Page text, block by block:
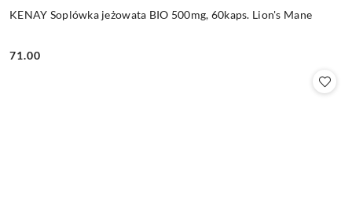
KENAY Soplówka jeżowata BIO 500mg, 60kaps. Lion's Mane
Cena:
71.00